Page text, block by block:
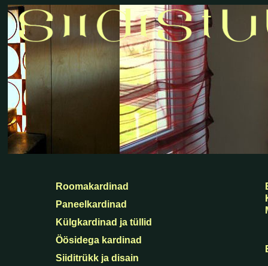
kardinad roomakardinad ja rooma kardinad külgkardinad
õmblemine kardinapuud . paneelkardinad kardinasiinid kardina
kardinasüsteemid ja kardinad"
Roomakardinad
Paneelkardinad
Külgkardinad ja tüllid
Öösidega kardinad
Siiditrükk ja disain